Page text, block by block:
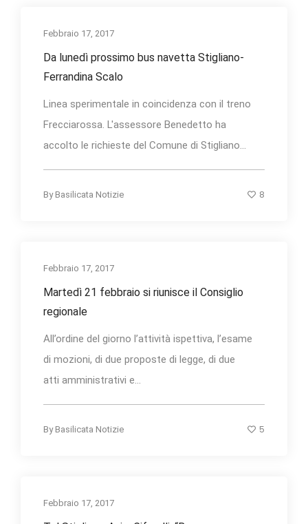
Febbraio 17, 2017
Da lunedì prossimo bus navetta Stigliano-
Ferrandina Scalo
Linea sperimentale in coincidenza con il treno
Frecciarossa. L'assessore Benedetto ha
accolto le richieste del Comune di Stigliano...
By Basilicata Notizie 8
Febbraio 17, 2017
Martedì 21 febbraio si riunisce il Consiglio
regionale
All’ordine del giorno l’attività ispettiva, l’esame
di mozioni, di due proposte di legge, di due
atti amministrativi e...
By Basilicata Notizie 5
Febbraio 17, 2017